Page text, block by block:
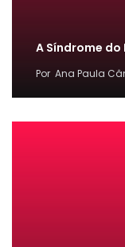
A Síndrome do
Por Ana Paula